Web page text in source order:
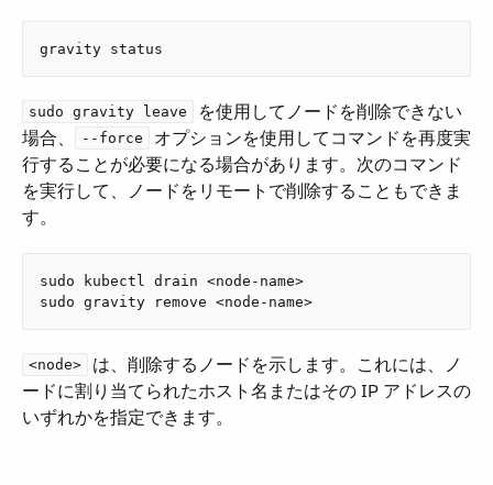
gravity status
sudo gravity leave
​ を使用してノードを削除できない
場合、​
--force
​ オプションを使用してコマンドを再度実
行することが必要になる場合があります。次のコマンド
を実行して、ノードをリモートで削除することもできま
す。
sudo kubectl drain <node-name>
sudo gravity remove <node-name>
<node>
​ は、削除するノードを示します。これには、ノ
ードに割り当てられたホスト名またはその IP アドレスの
いずれかを指定できます。